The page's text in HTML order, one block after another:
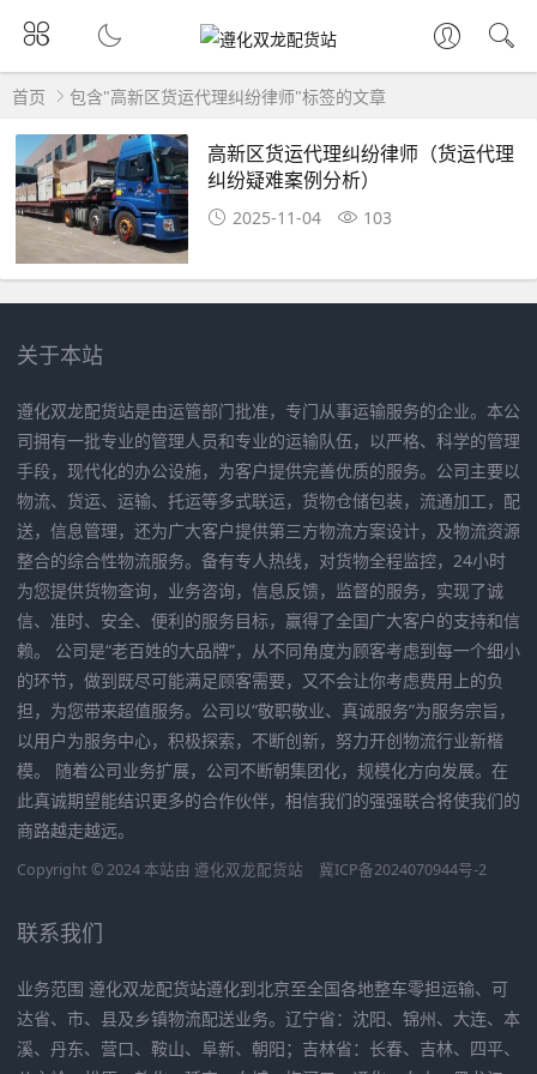
首页 包含"高新区货运代理纠纷律师"标签的文章
高新区货运代理纠纷律师（货运代理
纠纷疑难案例分析）
2025-11-04 103
关于本站
遵化双龙配货站是由运管部门批准，专门从事运输服务的企业。本公
司拥有一批专业的管理人员和专业的运输队伍，以严格、科学的管理
手段，现代化的办公设施，为客户提供完善优质的服务。公司主要以
物流、货运、运输、托运等多式联运，货物仓储包装，流通加工，配
送，信息管理，还为广大客户提供第三方物流方案设计，及物流资源
整合的综合性物流服务。备有专人热线，对货物全程监控，24小时
为您提供货物查询，业务咨询，信息反馈，监督的服务，实现了诚
信、准时、安全、便利的服务目标，赢得了全国广大客户的支持和信
赖。 公司是“老百姓的大品牌”，从不同角度为顾客考虑到每一个细小
的环节，做到既尽可能满足顾客需要，又不会让你考虑费用上的负
担，为您带来超值服务。公司以“敬职敬业、真诚服务”为服务宗旨，
以用户为服务中心，积极探索，不断创新，努力开创物流行业新楷
模。 随着公司业务扩展，公司不断朝集团化，规模化方向发展。在
此真诚期望能结识更多的合作伙伴，相信我们的强强联合将使我们的
商路越走越远。
Copyright © 2024 本站由 遵化双龙配货站 冀ICP备2024070944号-2
联系我们
业务范围 遵化双龙配货站遵化到北京至全国各地整车零担运输、可
达省、市、县及乡镇物流配送业务。辽宁省：沈阳、锦州、大连、本
溪、丹东、营口、鞍山、阜新、朝阳；吉林省：长春、吉林、四平、